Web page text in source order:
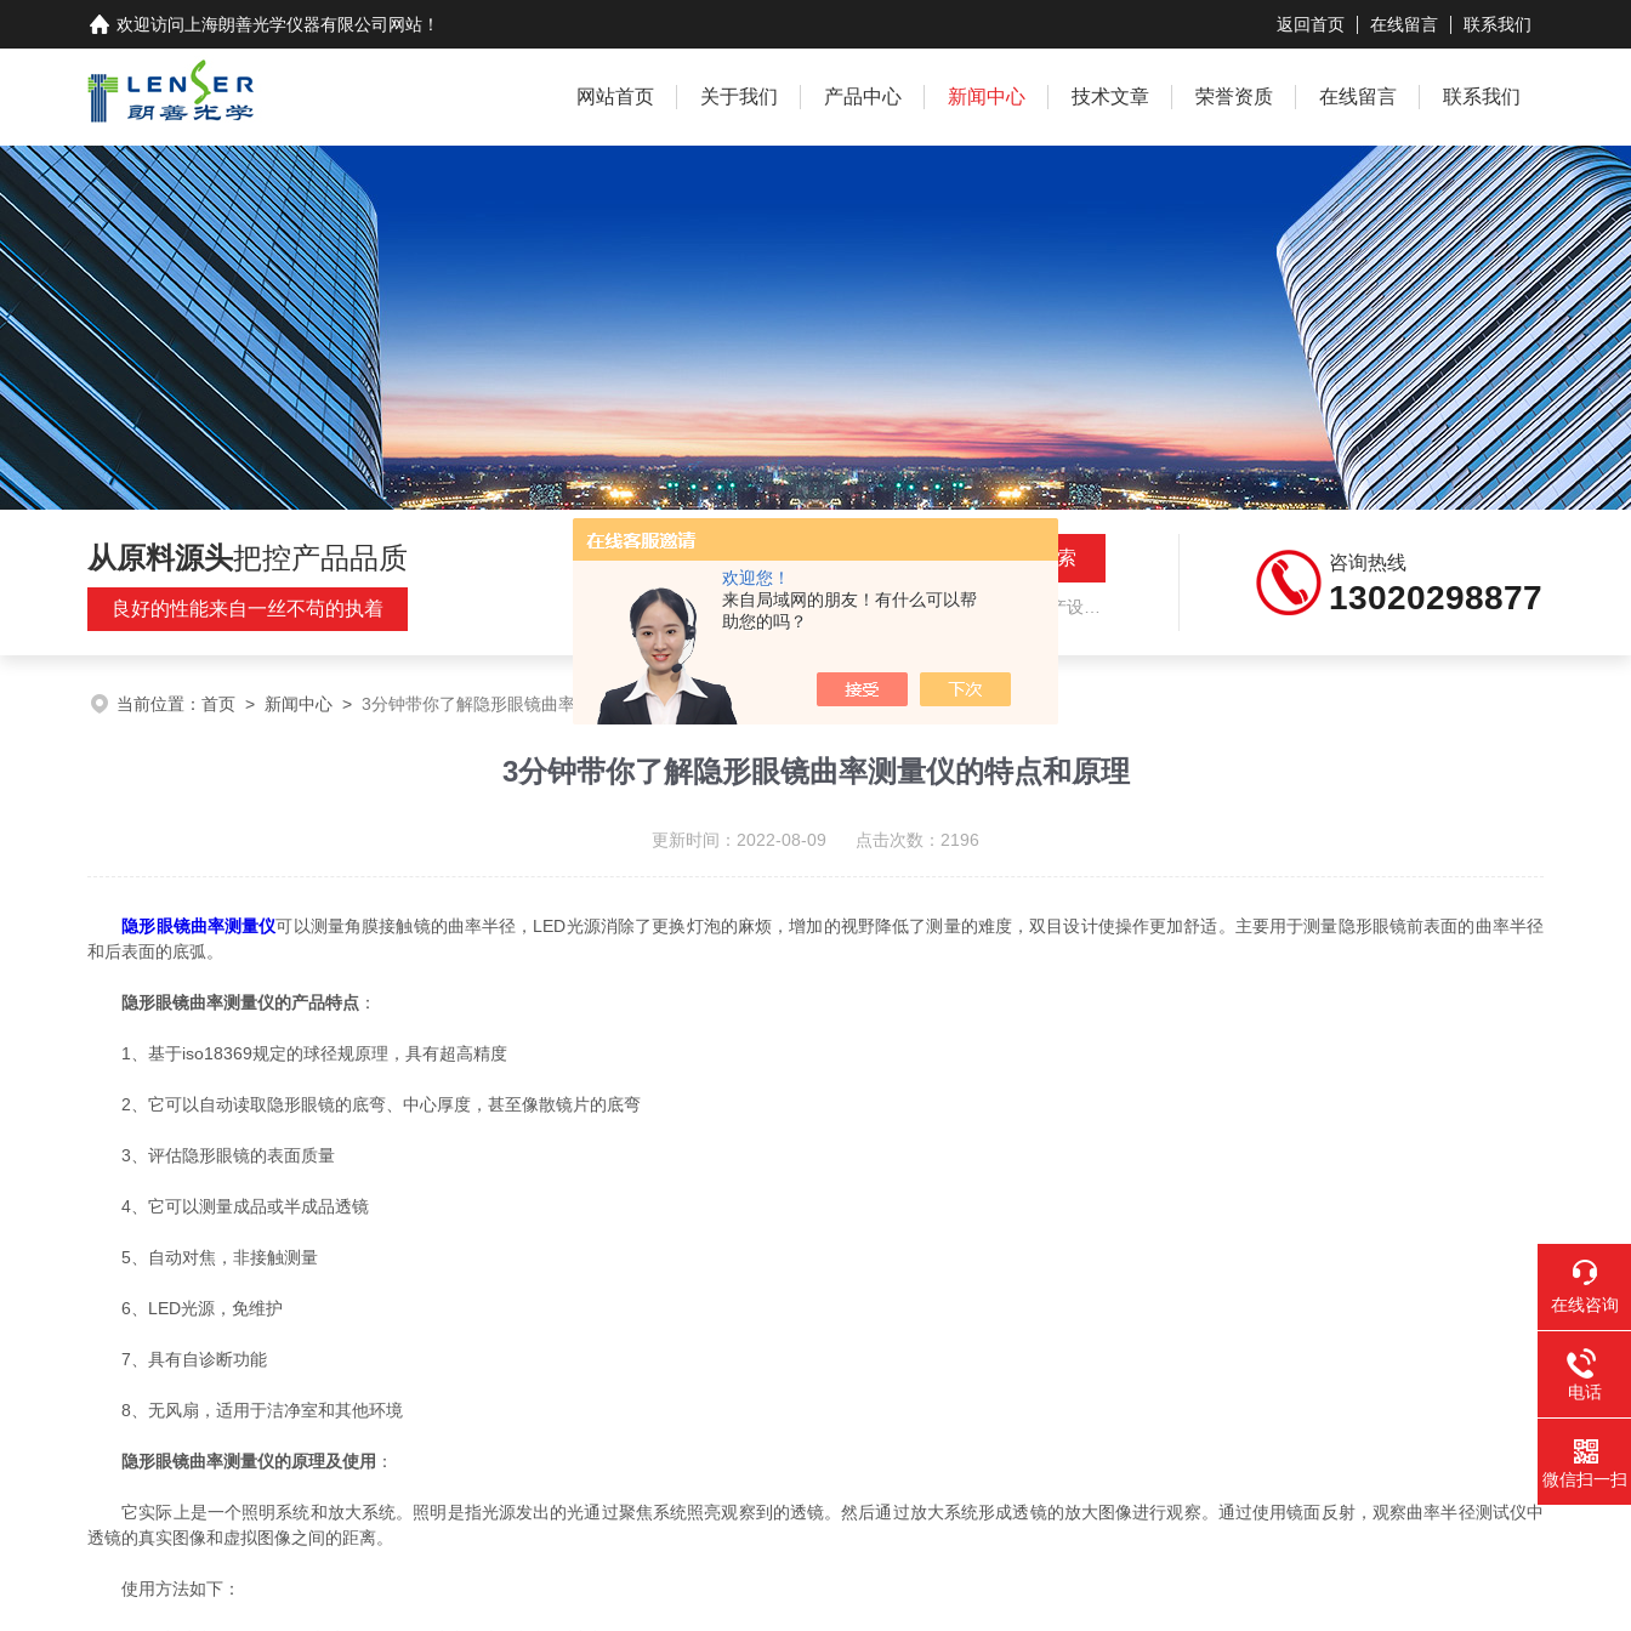
欢迎您！
来自局域网的朋友！有什么可以帮
助您的吗？
欢迎访问 上海朗善光学仪器有限公司 网站！ 返回首页 在线留言 联系我们
网站首页 关于我们 产品中心 新闻中心 技术文章 荣誉资质 在线留言 联系我们
从原料源头把控产品品质
良好的性能来自一丝不苟的执着 热门关键词：隐形眼镜（接触镜）用检测仪器和生产设备，人工晶状体（IOL/ICL）用检测仪器和生产设备，眼镜产品检测仪器，水气处理环保设备
咨询热线
13020298877
当前位置： 首页 > 新闻中心 > 3分钟带你了解隐形眼镜曲率测量仪的特点和原理
3分钟带你了解隐形眼镜曲率测量仪的特点和原理
更新时间：2022-08-09 点击次数：2196
隐形眼镜曲率测量仪可以测量角膜接触镜的曲率半径，LED光源消除了更换灯泡的麻烦，增加的视野降低了测量的难度，双目设计使操作更加舒适。主要用于测量隐形眼镜前表面的曲率半径
和后表面的底弧。
隐形眼镜曲率测量仪的产品特点 ：
1、基于iso18369规定的球径规原理，具有超高精度
2、它可以自动读取隐形眼镜的底弯、中心厚度，甚至像散镜片的底弯
3、评估隐形眼镜的表面质量
4、它可以测量成品或半成品透镜
5、自动对焦，非接触测量
6、LED光源，免维护
7、具有自诊断功能
8、无风扇，适用于洁净室和其他环境
隐形眼镜曲率测量仪的原理及使用 ：
它实际上是一个照明系统和放大系统。照明是指光源发出的光通过聚焦系统照亮观察到的透镜。然后通过放大系统形成透镜的放大图像进行观察。通过使用镜面反射，观察曲率半径测试仪中
透镜的真实图像和虚拟图像之间的距离。
使用方法如下：
在线咨询
电话
微信扫一扫